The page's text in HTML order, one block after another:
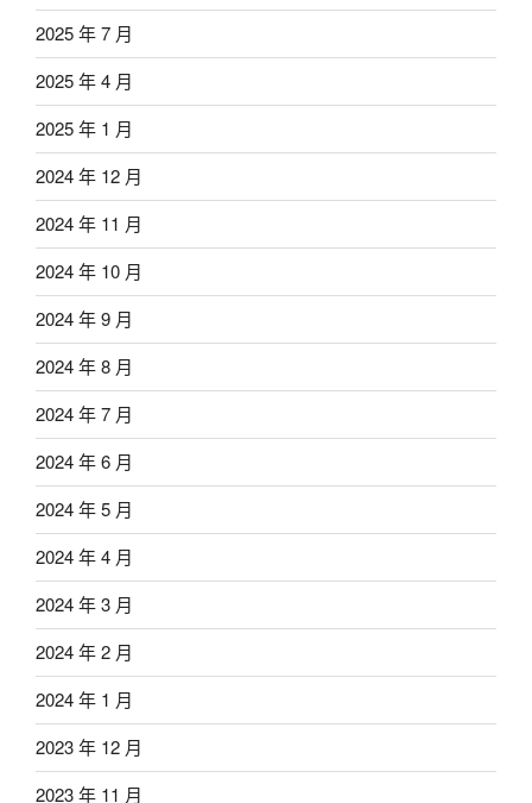
2025 年 7 月
2025 年 4 月
2025 年 1 月
2024 年 12 月
2024 年 11 月
2024 年 10 月
2024 年 9 月
2024 年 8 月
2024 年 7 月
2024 年 6 月
2024 年 5 月
2024 年 4 月
2024 年 3 月
2024 年 2 月
2024 年 1 月
2023 年 12 月
2023 年 11 月